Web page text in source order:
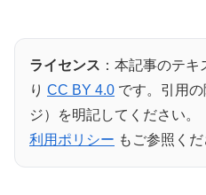
ライセンス ：本記事のテ
り CC BY 4.0 です。引用
ジ）を明記してください。
利用ポリシー もご参照くだ